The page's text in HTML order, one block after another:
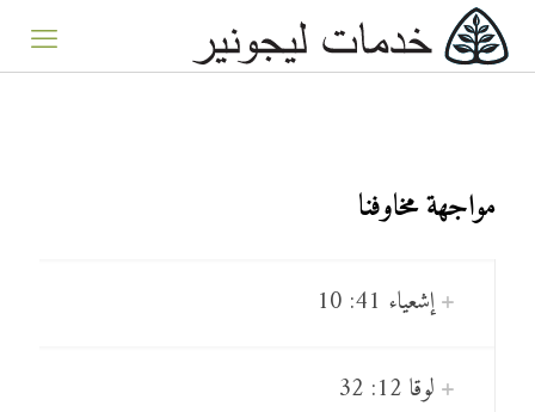
مواجهة مخاوفنا
إشعياء 41: 10
لوقا 12: 32